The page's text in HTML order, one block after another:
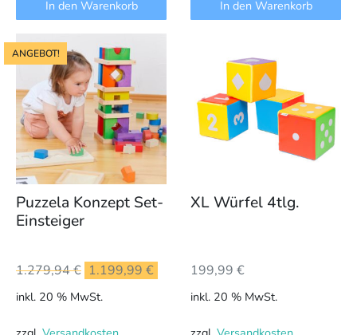
In den Warenkorb In den Warenkorb
ANGEBOT!
Puzzela Konzept Set-
Einsteiger
1.279,94€ Ursprünglicher
Preis
1.279,94 €
1.199,99 €
Aktueller
1.199,99 €.
inkl. 20 % MwSt.
XL Würfel 4tlg.
199,99 €
inkl. 20 % MwSt.